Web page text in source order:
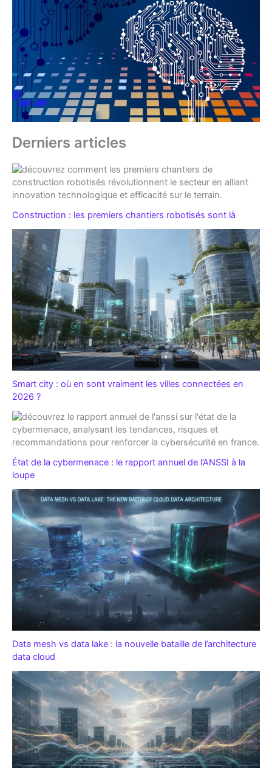
Derniers articles
Construction : les premiers chantiers robotisés sont là
Smart city : où en sont vraiment les villes connectées en
2026 ?
État de la cybermenace : le rapport annuel de l’ANSSI à la
loupe
Data mesh vs data lake : la nouvelle bataille de l’architecture
data cloud